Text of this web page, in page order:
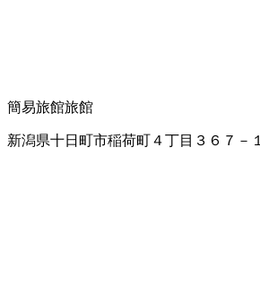
簡易旅館旅館
新潟県十日町市稲荷町４丁目３６７－１